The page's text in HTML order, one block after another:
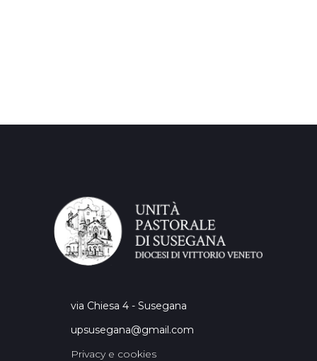
via Chiesa 4 - Susegana
upsusegana@gmail.com
Privacy e cookies